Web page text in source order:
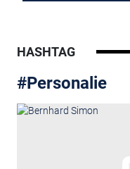
HASHTAG
#Personalie